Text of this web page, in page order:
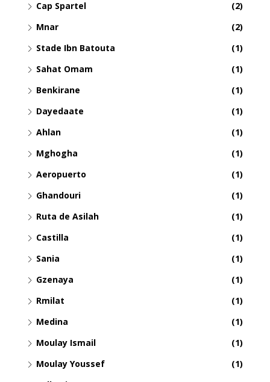
Cap Spartel
(2)
Mnar
(2)
Stade Ibn Batouta
(1)
Sahat Omam
(1)
Benkirane
(1)
Dayedaate
(1)
Ahlan
(1)
Mghogha
(1)
Aeropuerto
(1)
Ghandouri
(1)
Ruta de Asilah
(1)
Castilla
(1)
Sania
(1)
Gzenaya
(1)
Rmilat
(1)
Medina
(1)
Moulay Ismail
(1)
Moulay Youssef
(1)